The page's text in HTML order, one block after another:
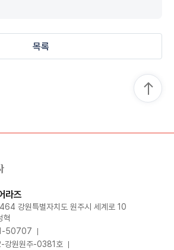
목록
라즈
강원특별자치도 원주시 세계로 10
혁
50707
강원원주-0381호